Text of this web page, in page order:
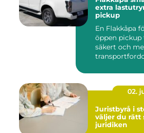
extra
pickup
En Flakkåpa
öppen
säkert och
02.
Juristbyrå i
väljer du rätt
juridiken